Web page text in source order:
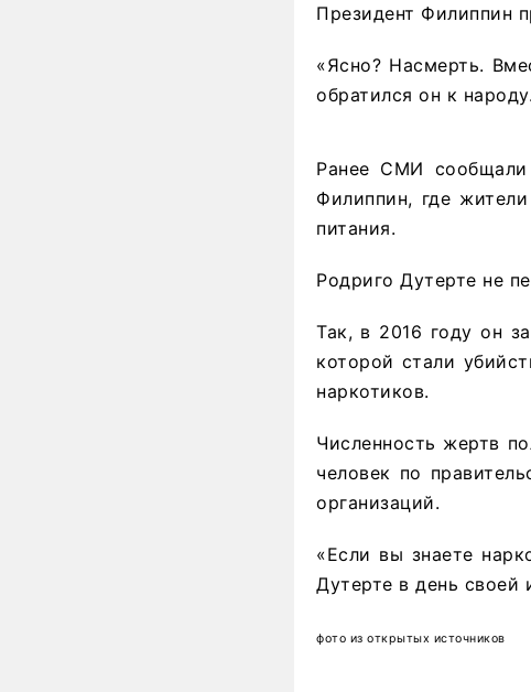
Президент Филиппин
«Ясно? Насмерть.
обратился он к народу.
Ранее СМИ сообщали
Филиппин, где
питания.
Родриго Дутерте не
Так, в 2016 году он
которой стали
наркотиков.
Численность жертв
человек по
организаций.
«Если вы знаете
Дутерте в день своей
фото из открытых источников